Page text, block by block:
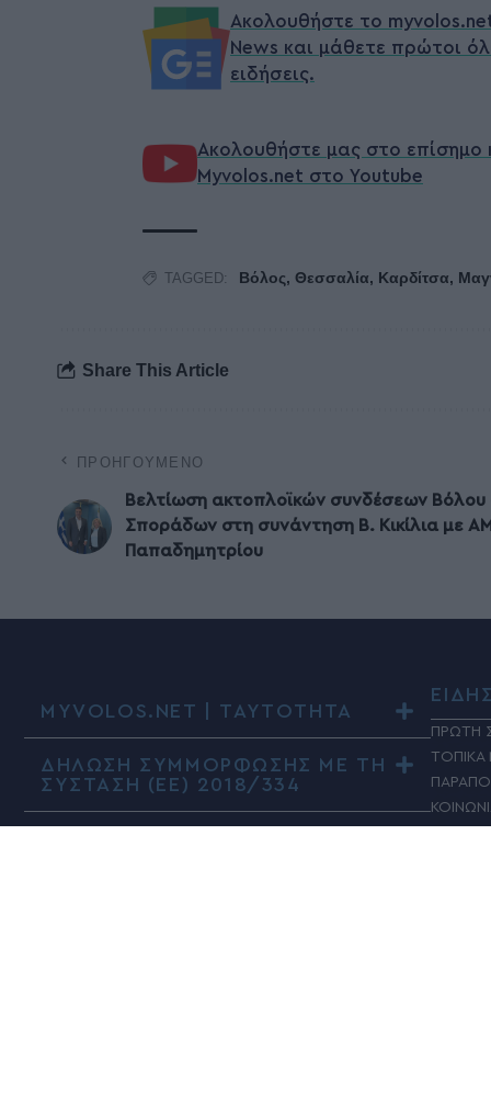
Ακολουθήστε το
News και μάθετε πρώτοι
ειδήσεις.
Ακολουθήστε μας στο επίσημο
Myvolos.net στο Youtube
TAGGED: Βόλος, Θεσσαλία, Καρδίτσα,
Share This Article
ΠΡΟΗΓΟΎΜΕΝΟ
Βελτίωση ακτοπλοϊκών συνδέσεων Βόλου
Σποράδων στη συνάντηση Β. Κικίλια με ΑΜ
Παπαδημητρίου
MYVOLOS.NET | ΤΑΥΤΟΤΗΤΑ
ΔΗΛΩΣΗ ΣΥΜΜΟΡΦΩΣΗΣ ΜΕ ΤΗ
ΣΥΣΤΑΣΗ (ΕΕ) 2018/334
ΠΡΩΤΗ
ΤΟΠΙΚΑ